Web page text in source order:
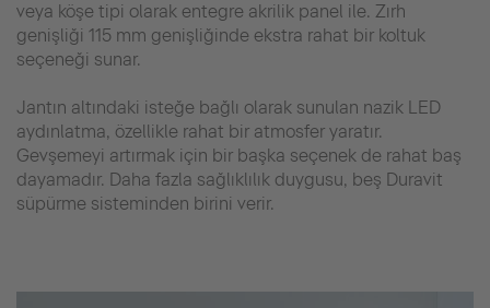
veya köşe tipi olarak entegre akrilik panel ile. Zırh
genişliği 115 mm genişliğinde ekstra rahat bir koltuk
seçeneği sunar.
Jantın altındaki isteğe bağlı olarak sunulan nazik LED
aydınlatma, özellikle rahat bir atmosfer yaratır.
Gevşemeyi artırmak için bir başka seçenek de rahat baş
dayamadır. Daha fazla sağlıklılık duygusu, beş Duravit
süpürme sisteminden birini verir.